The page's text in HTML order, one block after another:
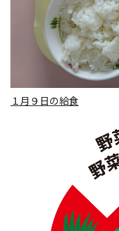
１月９日の給食